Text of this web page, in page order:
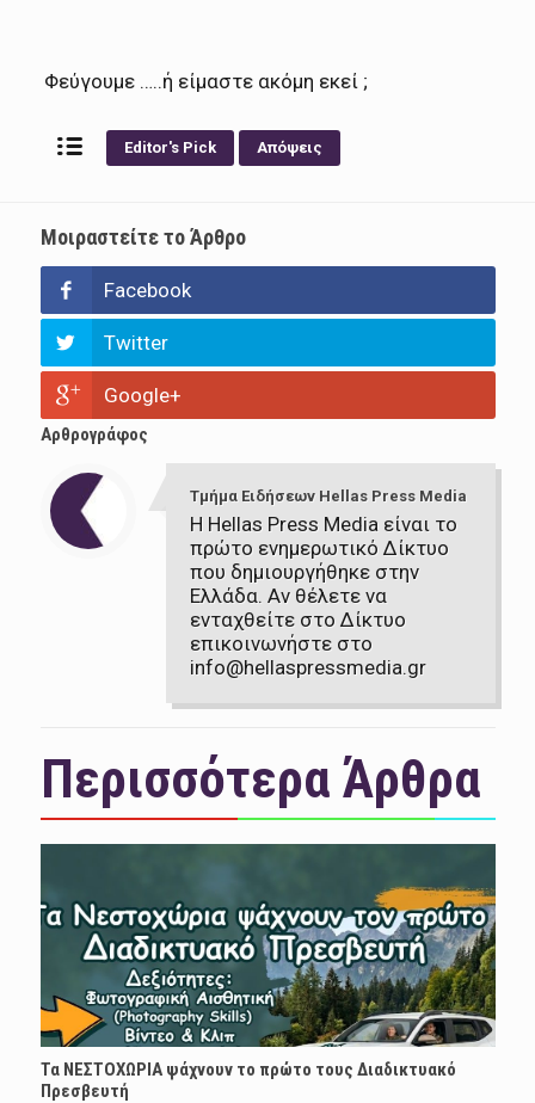
Φεύγουμε …..ή είμαστε ακόμη εκεί ;
Editor's Pick Απόψεις
Μοιραστείτε το Άρθρο
Facebook
Twitter
Google+
Αρθρογράφος
Τμήμα Ειδήσεων Hellas Press Media
Η Hellas Press Media είναι το
πρώτο ενημερωτικό Δίκτυο
που δημιουργήθηκε στην
Ελλάδα. Αν θέλετε να
ενταχθείτε στο Δίκτυο
επικοινωνήστε στο
info@hellaspressmedia.gr
Περισσότερα Άρθρα
Τα ΝΕΣΤΟΧΩΡΙΑ ψάχνουν το πρώτο τους Διαδικτυακό
Πρεσβευτή